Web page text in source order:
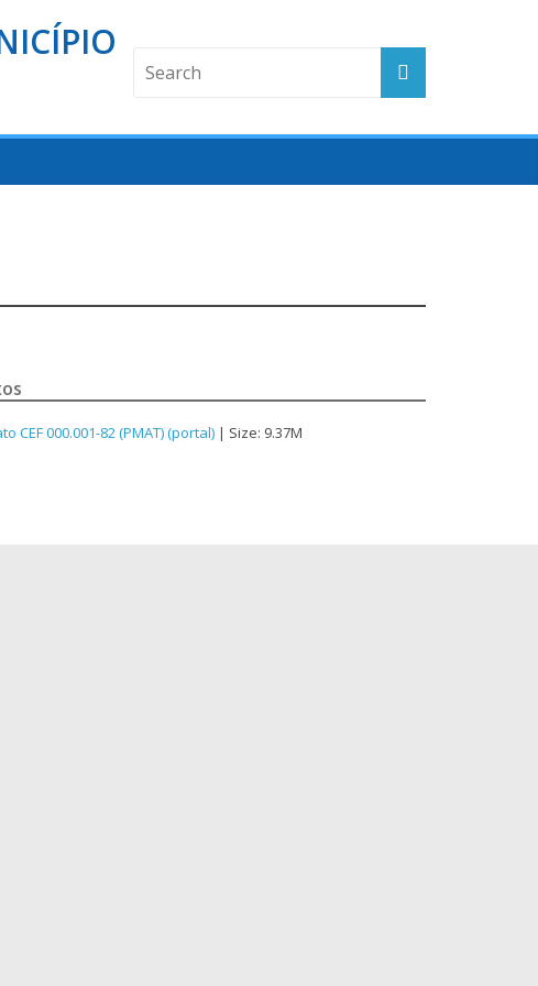
CEF 000.001-82 (PMAT) (portal) | Size: 9.37M